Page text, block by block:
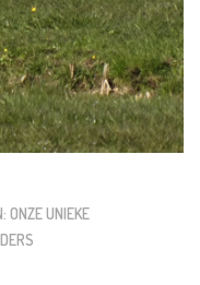
ONZE UNIEKE